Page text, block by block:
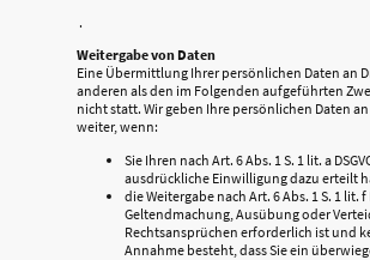
.
Weitergabe von Daten
Eine Übermittlung Ihrer persönlichen Daten an
anderen als den im Folgenden aufgeführten
nicht statt. Wir geben Ihre persönlichen Daten
weiter, wenn:
Sie Ihren nach Art. 6 Abs. 1 S. 1 lit. a
ausdrückliche Einwilligung dazu erteilt
die Weitergabe nach Art. 6 Abs. 1 S. 1 lit. f
Geltendmachung, Ausübung oder
Rechtsansprüchen erforderlich ist und
Annahme besteht, dass Sie ein